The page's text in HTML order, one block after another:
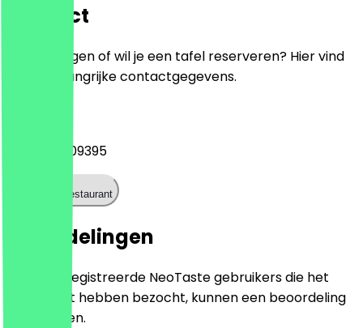
Contact
Heb je vragen of wil je een tafel reserveren? Hier vind
je alle belangrijke contactgegevens.
+493030209395
Bel het restaurant
Beoordelingen
Alleen geregistreerde NeoTaste gebruikers die het
restaurant hebben bezocht, kunnen een beoordeling
achterlaten.